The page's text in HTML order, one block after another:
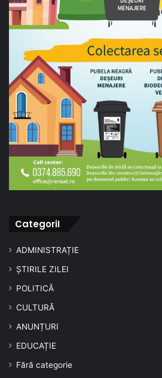
CategoriI
ADMINISTRAȚIE
ȘTIRILE ZILEI
POLITICĂ
CULTURĂ
ANUNȚURI
EDUCAȚIE
Fără categorie